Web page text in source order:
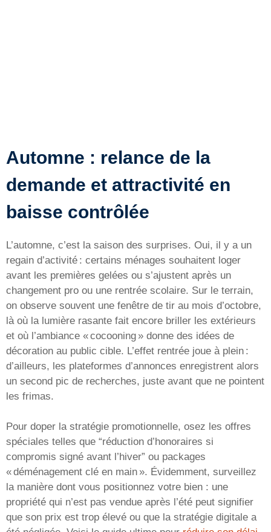
Automne : relance de la
demande et attractivité en
baisse contrôlée
L’automne, c’est la saison des surprises. Oui, il y a un
regain d’activité : certains ménages souhaitent loger
avant les premières gelées ou s’ajustent après un
changement pro ou une rentrée scolaire. Sur le terrain,
on observe souvent une fenêtre de tir au mois d’octobre,
là où la lumière rasante fait encore briller les extérieurs
et où l’ambiance « cocooning » donne des idées de
décoration au public cible. L’effet rentrée joue à plein :
d’ailleurs, les plateformes d’annonces enregistrent alors
un second pic de recherches, juste avant que ne pointent
les frimas.
Pour doper la stratégie promotionnelle, osez les offres
spéciales telles que “réduction d’honoraires si
compromis signé avant l’hiver” ou packages
« déménagement clé en main ». Évidemment, surveillez
la manière dont vous positionnez votre bien : une
propriété qui n’est pas vendue après l’été peut signifier
que son prix est trop élevé ou que la stratégie digitale a